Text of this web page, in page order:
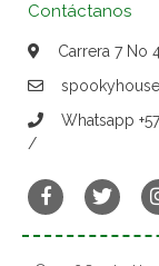
Contáctanos
Carrera 7 No
Whatsapp
/